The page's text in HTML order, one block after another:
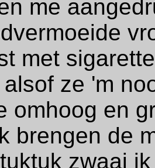
me
met
ze 'm
omhoog en
brengen de
zwaai